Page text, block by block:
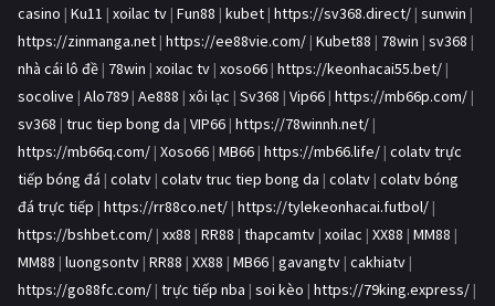
casino | Ku11 | xoilac tv | Fun88 | kubet | https://sv368.direct/ | sunwin |
https://zinmanga.net | https://ee88vie.com/ | Kubet88 | 78win | sv368 |
nhà cái lô đề | 78win | xoilac tv | xoso66 | https://keonhacai55.bet/ |
socolive | Alo789 | Ae888 | xôi lạc | Sv368 | Vip66 | https://mb66p.com/ |
sv368 | truc tiep bong da | VIP66 | https://78winnh.net/ |
https://mb66q.com/ | Xoso66 | MB66 | https://mb66.life/ | colatv trực
tiếp bóng đá | colatv | colatv truc tiep bong da | colatv | colatv bóng
đá trực tiếp | https://rr88co.net/ | https://tylekeonhacai.futbol/ |
https://bshbet.com/ | xx88 | RR88 | thapcamtv | xoilac | XX88 | MM88 |
MM88 | luongsontv | RR88 | XX88 | MB66 | gavangtv | cakhiatv |
https://go88fc.com/ | trực tiếp nba | soi kèo | https://79king.express/ |